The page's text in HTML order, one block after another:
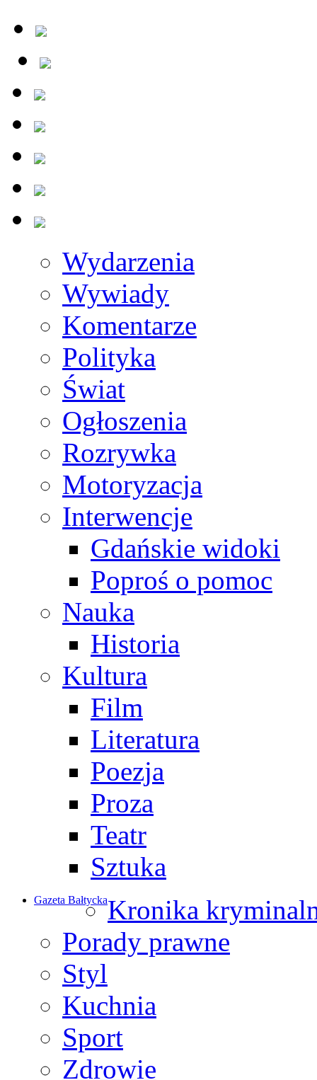
Wydarzenia
Wywiady
Komentarze
Polityka
Świat
Ogłoszenia
Rozrywka
Motoryzacja
Interwencje
Gdańskie widoki
Poproś o pomoc
Nauka
Historia
Kultura
Film
Literatura
Poezja
Proza
Teatr
Sztuka
Gazeta BałtyckaKronika
Porady prawne
Styl
Kuchnia
Sport
Zdrowie